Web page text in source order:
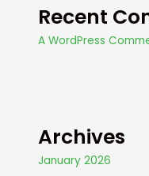
Recent
A WordPress
Archives
January 2026